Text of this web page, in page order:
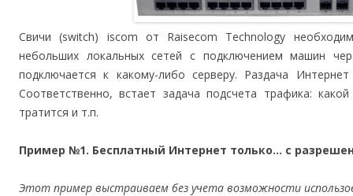
Свичи (switch) iscom от Raisecom Technology
небольших локальных сетей с подключением машин
подключается к какому-либо серверу. Раздача
Соответственно, встает задача подсчета трафика:
тратится и т.п.
Пример №1. Бесплатный Интернет только… с
Этот пример выстраиваем без учета возможности